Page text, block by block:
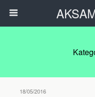
18/05/2016